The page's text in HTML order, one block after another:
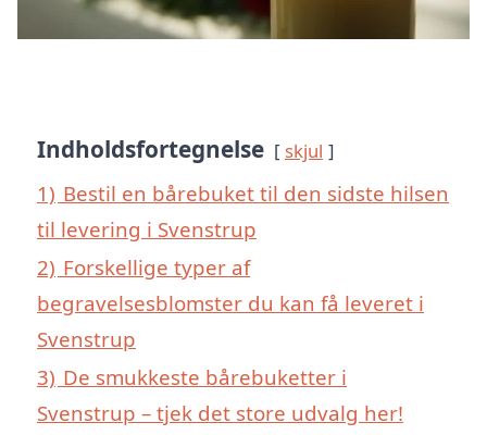
Indholdsfortegnelse skjul
1) Bestil en bårebuket til den sidste hilsen
til levering i Svenstrup
2) Forskellige typer af
begravelsesblomster du kan få leveret i
Svenstrup
3) De smukkeste bårebuketter i
Svenstrup – tjek det store udvalg her!